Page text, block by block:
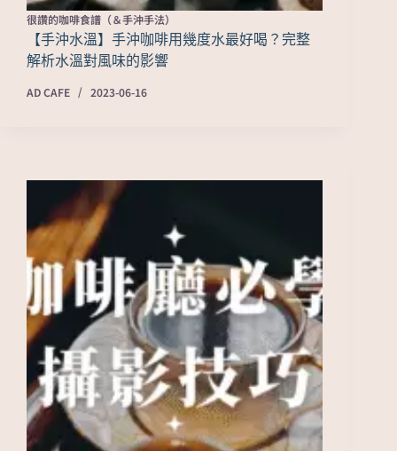
很讚的咖啡食譜（＆手沖手法）
【手沖水溫】手沖咖啡用幾度水最好喝？完整
解析水溫對風味的影響
AD CAFE 2023-06-16